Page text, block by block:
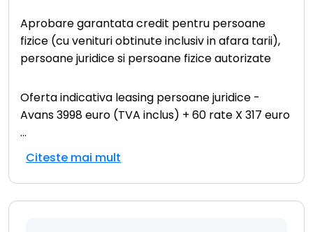
Aprobare garantata credit pentru persoane
fizice (cu venituri obtinute inclusiv in afara tarii),
persoane juridice si persoane fizice autorizate
Oferta indicativa leasing persoane juridice -
Avans 3998 euro (TVA inclus) + 60 rate X 317 euro
...
Citeste mai mult